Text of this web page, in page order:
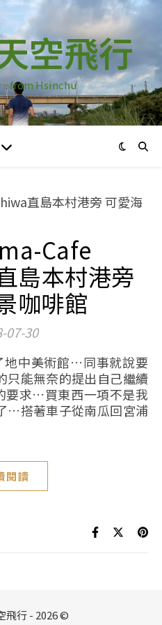
空飛行
Hsinchu
Cafe
島本村港旁
咖啡館
07-30
能無奈的提出自己繼續
要求…買東西一項不是我
…搭著車子從南瓜回宮浦
閱讀
飛行 - 2026 ©